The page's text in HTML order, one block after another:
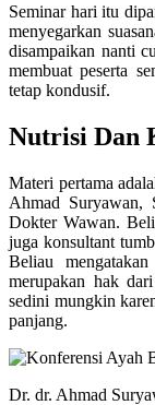
Seminar hari itu
menyegarkan
disampaikan nanti
membuat peserta
tetap kondusif.
Nutrisi Dan
Materi pertama
Ahmad Suryawan,
Dokter Wawan.
juga konsultant
Beliau
merupakan hak
sedini mungkin
panjang.
Dr. dr. Ahmad